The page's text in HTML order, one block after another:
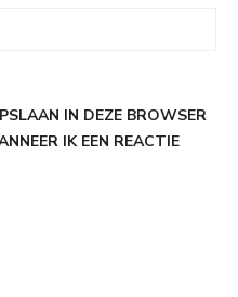
IN DEZE BROWSER
IK EEN REACTIE